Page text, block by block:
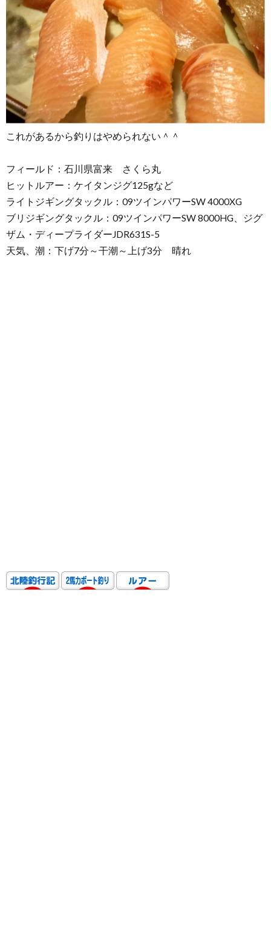
これがあるから釣りはやめられない＾＾
フィールド：石川県富来 さくら丸
ヒットルアー：ケイタンジグ125gなど
ライトジギングタックル：09ツインパワーSW 4000XG
ブリジギングタックル：09ツインパワーSW 8000HG、ジグ
ザム・ディープライダーJDR631S-5
天気、潮：下げ7分～干潮～上げ3分 晴れ